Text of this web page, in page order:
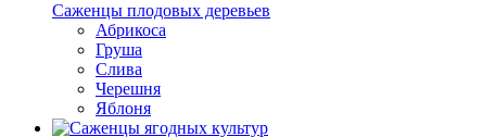
Саженцы плодовых деревьев
Абрикоса
Груша
Слива
Черешня
Яблоня